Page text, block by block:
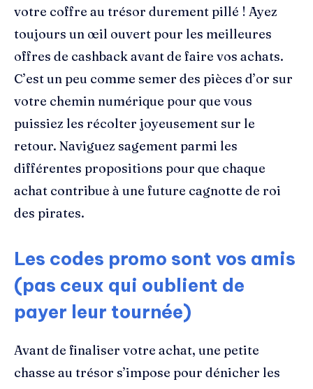
votre coffre au trésor durement pillé ! Ayez
toujours un œil ouvert pour les meilleures
offres de cashback avant de faire vos achats.
C’est un peu comme semer des pièces d’or sur
votre chemin numérique pour que vous
puissiez les récolter joyeusement sur le
retour. Naviguez sagement parmi les
différentes propositions pour que chaque
achat contribue à une future cagnotte de roi
des pirates.
Les codes promo sont vos amis
(pas ceux qui oublient de
payer leur tournée)
Avant de finaliser votre achat, une petite
chasse au trésor s’impose pour dénicher les